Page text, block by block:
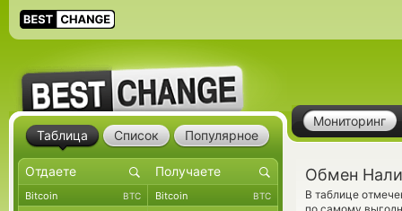
Мониторинг
Обмен
В таблице
Таблица Список Популярное
Bitcoin BTC Bitcoin BTC